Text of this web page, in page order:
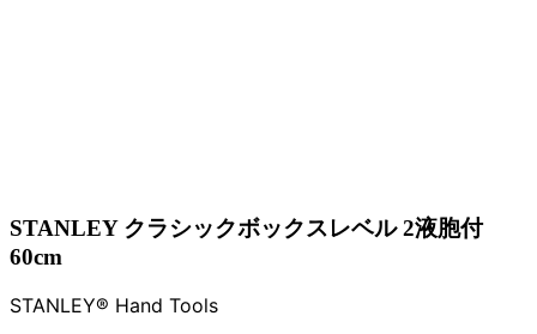
STANLEY クラシックボックスレベル 2液胞付
60cm
STANLEY® Hand Tools